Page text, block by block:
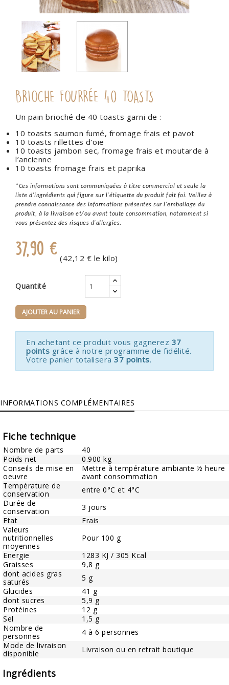
BRIOCHE FOURRÉE 40 TOASTS
Un pain brioché de 40 toasts garni de :
10 toasts saumon fumé, fromage frais et pavot
10 toasts rillettes d’oie
10 toasts jambon sec, fromage frais et moutarde à
l’ancienne
10 toasts fromage frais et paprika
*Ces informations sont communiquées à titre commercial et seule la
liste d'ingrédients qui figure sur l'étiquette du produit fait foi. Veillez à
prendre connaissance des informations présentes sur l'emballage du
produit, à la livraison et/ou avant toute consommation, notamment si
vous présentez des risques d'allergies.
37,90 € (42,12 € le kilo)
Quantité
AJOUTER AU PANIER
En achetant ce produit vous gagnerez 37
points grâce à notre programme de fidélité.
Votre panier totalisera 37 points.
INFORMATIONS COMPLÉMENTAIRES
Fiche technique
Nombre de parts
40
Poids net
0.900 kg
Conseils de mise en
oeuvre
Mettre à température ambiante ½ heure
avant consommation
Température de
conservation
entre 0°C et 4°C
Durée de
conservation
3 jours
Etat
Frais
Valeurs
nutritionnelles
moyennes
Pour 100 g
Energie
1283 KJ / 305 Kcal
Graisses
9,8 g
dont acides gras
saturés
5 g
Glucides
41 g
dont sucres
5,9 g
Protéines
12 g
Sel
1,5 g
Nombre de
personnes
4 à 6 personnes
Mode de livraison
disponible
Livraison ou en retrait boutique
Ingrédients